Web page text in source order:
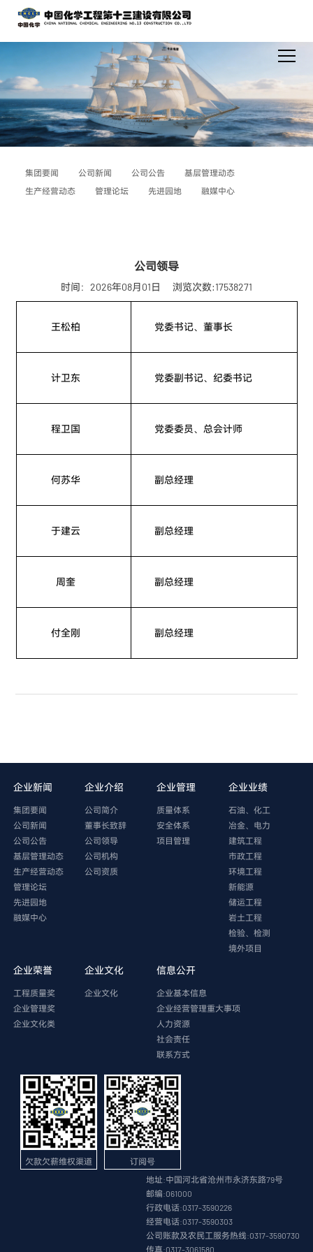
集团要闻 公司新闻 公司公告
基层管理动态
生产经营动态
管理论坛 先进园地 融媒中心
公司领导
时间：2026年08月01日 浏览次数:17538271
王松柏 党委书记、董事长
计卫东 党委副书记、纪委书记
程卫国 党委委员、总会计师
何苏华 副总经理
于建云 副总经理
周奎 副总经理
付全刚 副总经理
企业新闻
集团要闻
公司新闻
公司公告
基层管理动态
生产经营动态
管理论坛
先进园地
融媒中心
企业介绍
公司简介
董事长致辞
公司领导
公司机构
公司资质
企业管理
质量体系
安全体系
项目管理
企业业绩
石油、化工
冶金、电力
建筑工程
市政工程
环境工程
新能源
储运工程
岩土工程
检验、检测
境外项目
企业荣誉
工程质量奖
企业管理奖
企业文化类
企业文化
企业文化
信息公开
企业基本信息
企业经营管理重大事项
人力资源
社会责任
联系方式
欠款欠薪维权渠道
订阅号
地址:中国河北省沧州市永济东路79号
邮编:061000
行政电话:0317-3590226
经营电话:0317-3590303
公司账款及农民工服务热线:0317-3590730
传真:0317-3061580